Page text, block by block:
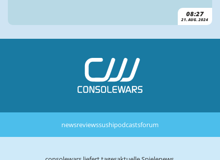
08:27
21. AUG. 2024
newsreviewssushipodcastsforum